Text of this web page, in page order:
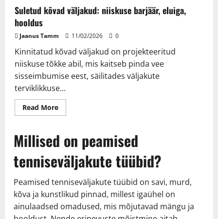
Suletud kõvad väljakud: niiskuse barjäär, eluiga,
hooldus
Jaanus Tamm 11/02/2026 0
Kinnitatud kõvad väljakud on projekteeritud
niiskuse tõkke abil, mis kaitseb pinda vee
sisseimbumise eest, säilitades väljakute
terviklikkuse...
Read MoreRead
more
kõvad
väljakud:
niiskuse
barjäär,
eluiga,
hooldus
Millised on peamised
tenniseväljakute tüübid?
Peamised tenniseväljakute tüübid on savi, murd,
kõva ja kunstlikud pinnad, millest igaühel on
ainulaadsed omadused, mis mõjutavad mängu ja